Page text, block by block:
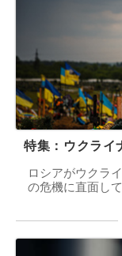
特集：ウクライ
ロシアがウクラ
の危機に直面して